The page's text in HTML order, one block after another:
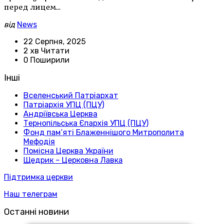
перед лицем…
від News
22 Серпня, 2025
2 хв Читати
0 Поширили
Інші
Вселенський Патріархат
Патріархія УПЦ (ПЦУ)
Андріївська Церква
Тернопільська Єпархія УПЦ (ПЦУ)
Фонд пам’яті Блаженнішого Митрополита
Мефодія
Помісна Церква України
Щедрик – Церковна Лавка
Підтримка церкви
Наш телеграм
Останні новини